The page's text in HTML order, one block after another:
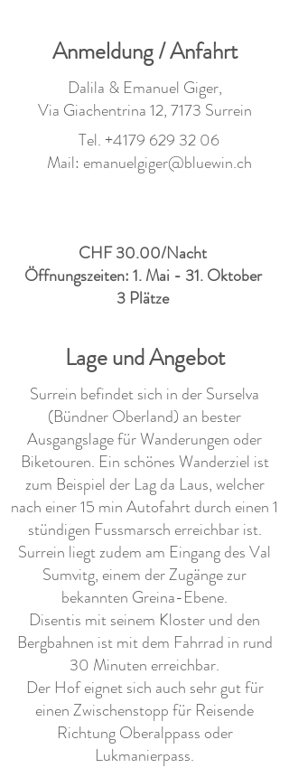
Anmeldung / Anfahrt
Dalila & Emanuel Giger,
Via Giachentrina 12, 7173 Surrein
Tel. +4179 629 32 06
Mail: emanuelgiger@bluewin.ch
CHF 30.00/Nacht
Öffnungszeiten: 1. Mai - 31. Oktober
3 Plätze
Lage und Angebot
Surrein befindet sich in der Surselva
(Bündner Oberland) an bester
Ausgangslage für Wanderungen oder
Biketouren. Ein schönes Wanderziel ist
zum Beispiel der Lag da Laus, welcher
nach einer 15 min Autofahrt durch einen 1
stündigen Fussmarsch erreichbar ist.
Surrein liegt zudem am Eingang des Val
Sumvitg, einem der Zugänge zur
bekannten Greina-Ebene.
Disentis mit seinem Kloster und den
Bergbahnen ist mit dem Fahrrad in rund
30 Minuten erreichbar.
Der Hof eignet sich auch sehr gut für
einen Zwischenstopp für Reisende
Richtung Oberalppass oder
Lukmanierpass.